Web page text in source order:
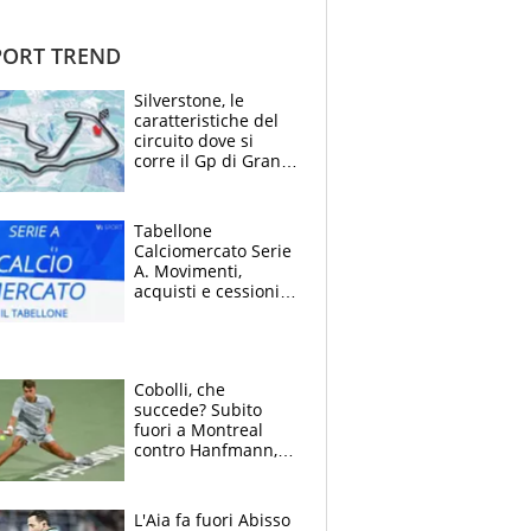
TREND
Silverstone, le
caratteristiche del
circuito dove si
corre il Gp di Gran
Tabellone
Calciomercato Serie
A. Movimenti,
acquisti e cessioni:
Cobolli, che
succede? Subito
fuori a Montreal
contro Hanfmann,
L'Aia fa fuori Abisso